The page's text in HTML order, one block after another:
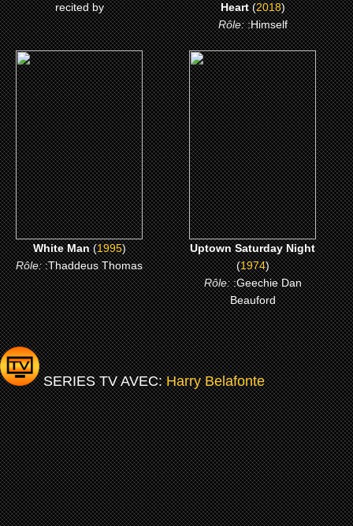
recited by Heart(2018)
Rôle::Himself
(1995)
White Man
CLICK ME
White Man(1995)
Rôle::Thaddeus Thomas
(1974)
Uptown Saturday Night
CLICK ME
Uptown Saturday Night
(1974)
Rôle::Geechie Dan
Beauford
SERIES TV AVEC:Harry Belafonte